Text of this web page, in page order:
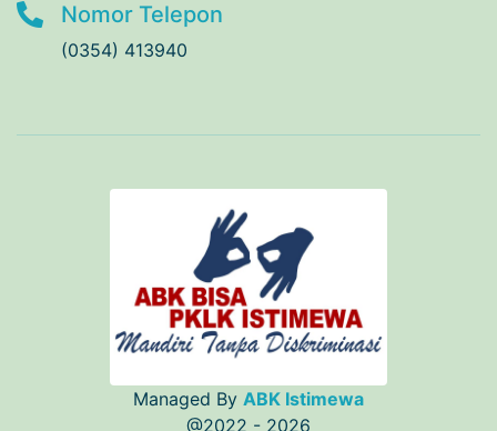
Nomor Telepon
(0354) 413940
Managed By ABK Istimewa
@2022 - 2026